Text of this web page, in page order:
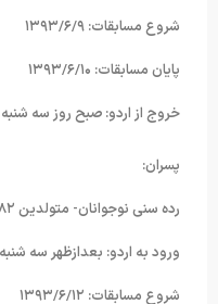
شروع مسابقات: ۱۳۹۳/۶/۹
پایان مسابقات: ۱۳۹۳/۶/۱۰
خروج از اردو: صبح روز سه شنبه ۱۳۹۳/۶/۱۱
پسران:
رده سنی نوجوانان- متولدین ۸۲-۱۳۷۹
ورود به اردو: بعدازظهر سه شنبه ۱۳۹۳/۶/۱۱ساعت ۱۶:۰۰
شروع مسابقات: ۱۳۹۳/۶/۱۲